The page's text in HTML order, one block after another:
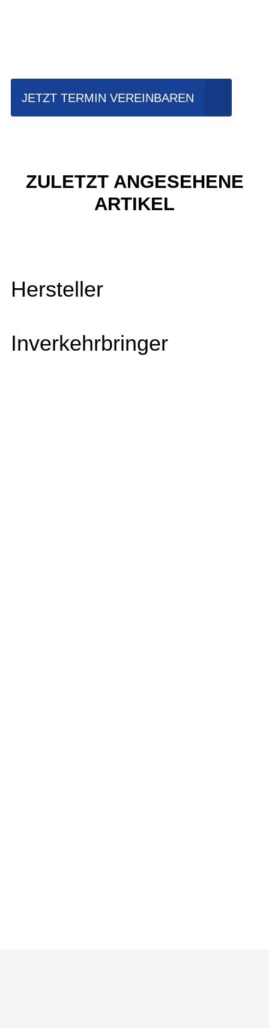
JETZT TERMIN VEREINBAREN
ZULETZT ANGESEHENE
ARTIKEL
Hersteller
Inverkehrbringer